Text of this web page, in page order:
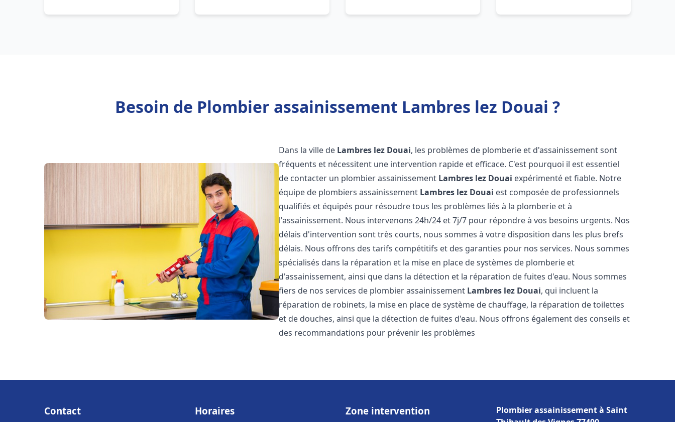
Besoin de Plombier assainissement Lambres lez Douai ?
Dans la ville de Lambres lez Douai, les problèmes de plomberie et d'assainissement sont
fréquents et nécessitent une intervention rapide et efficace. C'est pourquoi il est essentiel
de contacter un plombier assainissement Lambres lez Douai expérimenté et fiable. Notre
équipe de plombiers assainissement Lambres lez Douai est composée de professionnels
qualifiés et équipés pour résoudre tous les problèmes liés à la plomberie et à
l'assainissement. Nous intervenons 24h/24 et 7j/7 pour répondre à vos besoins urgents. Nos
délais d'intervention sont très courts, nous sommes à votre disposition dans les plus brefs
délais. Nous offrons des tarifs compétitifs et des garanties pour nos services. Nous sommes
spécialisés dans la réparation et la mise en place de systèmes de plomberie et
d'assainissement, ainsi que dans la détection et la réparation de fuites d'eau. Nous sommes
fiers de nos services de plombier assainissement Lambres lez Douai, qui incluent la
réparation de robinets, la mise en place de système de chauffage, la réparation de toilettes
et de douches, ainsi que la détection de fuites d'eau. Nous offrons également des conseils et
des recommandations pour prévenir les problèmes
Contact Horaires Zone intervention
Plombier assainissement à Saint